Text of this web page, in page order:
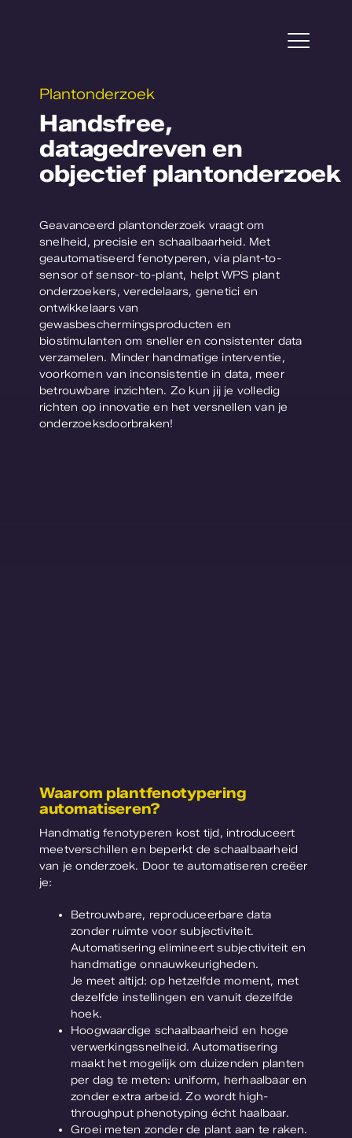
Service
Plantonderzoek
Over WPS
Werken bij
Contact
Webshop
Plantonderzoek
Handsfree,
datagedreven en
objectief plantonderzoek
Geavanceerd plantonderzoek vraagt om
snelheid, precisie en schaalbaarheid. Met
geautomatiseerd fenotyperen, via plant-to-
sensor of sensor-to-plant, helpt WPS plant
onderzoekers, veredelaars, genetici en
ontwikkelaars van
gewasbeschermingsproducten en
biostimulanten om sneller en consistenter data
verzamelen. Minder handmatige interventie,
voorkomen van inconsistentie in data, meer
betrouwbare inzichten. Zo kun jij je volledig
richten op innovatie en het versnellen van je
onderzoeksdoorbraken!
Waarom plantfenotypering
automatiseren?
Handmatig fenotyperen kost tijd, introduceert
meetverschillen en beperkt de schaalbaarheid
van je onderzoek. Door te automatiseren creëer
je:
Betrouwbare, reproduceerbare data
zonder ruimte voor subjectiviteit.
Automatisering elimineert subjectiviteit en
handmatige onnauwkeurigheden.
Je meet altijd: op hetzelfde moment, met
dezelfde instellingen en vanuit dezelfde
hoek.
Hoogwaardige schaalbaarheid en hoge
verwerkingssnelheid. Automatisering
maakt het mogelijk om duizenden planten
per dag te meten: uniform, herhaalbaar en
zonder extra arbeid. Zo wordt high-
throughput phenotyping écht haalbaar.
Groei meten zonder de plant aan te raken.